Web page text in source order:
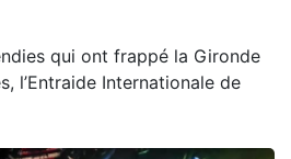
qui ont frappé la Gironde
l’Entraide Internationale de